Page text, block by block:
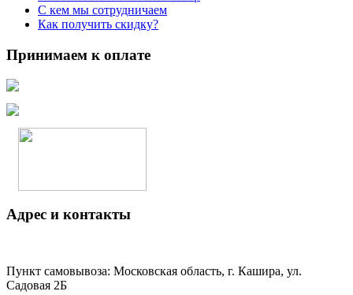
С кем мы сотрудничаем
Как получить скидку?
Принимаем к оплате
Адрес и контакты
Пункт самовывоза: Московская область, г. Кашира, ул.
Садовая 2Б